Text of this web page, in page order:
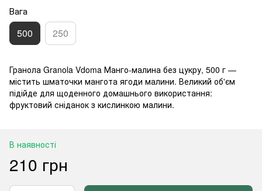
Вага
500 250
Гранола Granola Vdoma Манго-малина без цукру, 500 г —
містить шматочки мангота ягоди малини. Великий об'єм
підійде для щоденного домашнього використання:
фруктовий сніданок з кислинкою малини.
В наявності
210 грн